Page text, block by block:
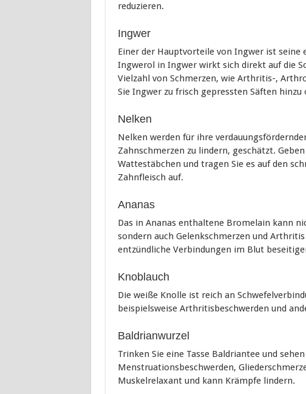
reduzieren.
Ingwer
Einer der Hauptvorteile von Ingwer ist seine
Ingwerol in Ingwer wirkt sich direkt auf die
Vielzahl von Schmerzen, wie Arthritis-,
Sie Ingwer zu frisch gepressten Säften hinzu
Nelken
Nelken werden für ihre
Zahnschmerzen zu lindern, geschätzt.
Wattestäbchen und tragen Sie es auf den
Zahnfleisch auf.
Ananas
Das in Ananas enthaltene Bromelain kann
sondern auch Gelenkschmerzen und
entzündliche Verbindungen im Blut
Knoblauch
Die weiße Knolle ist reich an
beispielsweise Arthritisbeschwerden und
Baldrianwurzel
Trinken Sie eine Tasse Baldriantee und
Menstruationsbeschwerden,
Muskelrelaxant und kann Krämpfe lindern.